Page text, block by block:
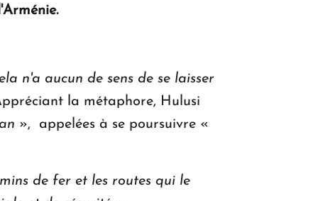
n'a aucun de sens de se laisser
la métaphore, Hulusi
», appelées à se poursuivre «
de fer et les routes qui le